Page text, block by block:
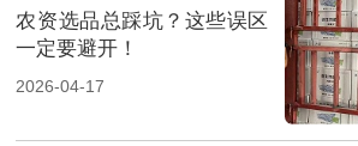
农资选品总踩坑？这些误区
一定要避开！
2026-04-17